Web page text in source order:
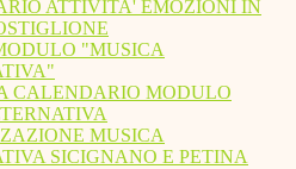
ATTIVITA' EMOZIONI IN
"MUSICA
CALENDARIO MODULO
MUSICA
SICIGNANO E PETINA